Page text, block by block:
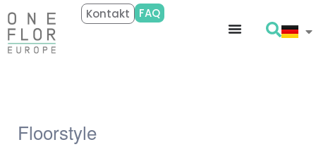
Kontakt FAQ
Floorstyle